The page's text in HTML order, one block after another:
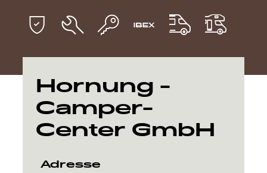
Fahrzeugfinder
Händlersuche
Explore
Service
Hornung -
Camper-
Center GmbH
Adresse